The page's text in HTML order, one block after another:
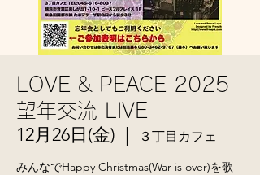
LOVE & PEACE 2025
望年交流 LIVE
12月26日(金) ３丁目カフェ
みんなでHappy Christmas(War is over)を歌